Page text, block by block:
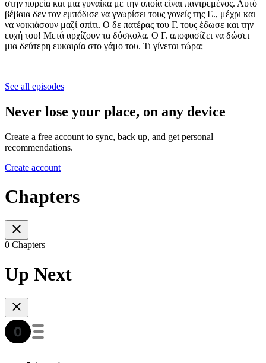
στην πορεία και μια γυναίκα με την οποία είναι παντρεμένος. Αυτό
βέβαια δεν τον εμπόδισε να γνωρίσει τους γονείς της Ε., μέχρι και
να νοικιάσουν μαζί σπίτι. Ο δε πατέρας του Γ. τους έδωσε και την
ευχή του! Μετά αρχίζουν τα δύσκολα. Ο Γ. αποφασίζει να δώσει
μια δεύτερη ευκαιρία στο γάμο του. Τι γίνεται τώρα;
See all episodes
Never lose your place, on any device
Create a free account to sync, back up, and get personal
recommendations.
Create account
Chapters
0 Chapters
Up Next